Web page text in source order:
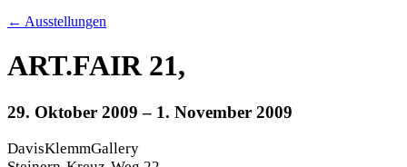
← Ausstellungen
ART.FAIR 21,
29. Oktober 2009 – 1. November 2009
DavisKlemmGallery